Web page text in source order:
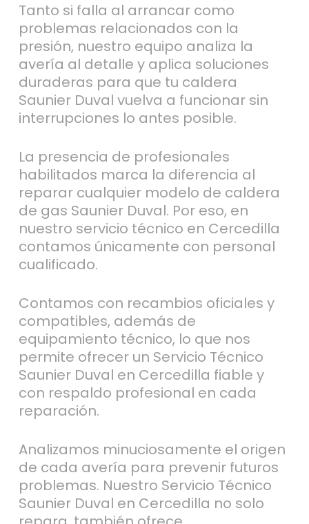
Tanto si falla al arrancar como
problemas relacionados con la
presión, nuestro equipo analiza la
avería al detalle y aplica soluciones
duraderas para que tu caldera
Saunier Duval vuelva a funcionar sin
interrupciones lo antes posible.
La presencia de profesionales
habilitados marca la diferencia al
reparar cualquier modelo de caldera
de gas Saunier Duval. Por eso, en
nuestro servicio técnico en Cercedilla
contamos únicamente con personal
cualificado.
Contamos con recambios oficiales y
compatibles, además de
equipamiento técnico, lo que nos
permite ofrecer un Servicio Técnico
Saunier Duval en Cercedilla fiable y
con respaldo profesional en cada
reparación.
Analizamos minuciosamente el origen
de cada avería para prevenir futuros
problemas. Nuestro Servicio Técnico
Saunier Duval en Cercedilla no solo